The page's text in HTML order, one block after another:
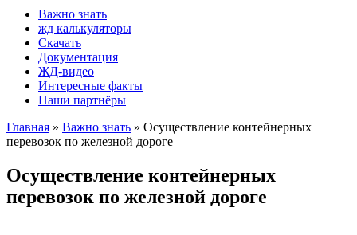
Важно знать
жд калькуляторы
Скачать
Документация
ЖД-видео
Интересные факты
Наши партнёры
Главная » Важно знать » Осуществление контейнерных
перевозок по железной дороге
Осуществление контейнерных
перевозок по железной дороге